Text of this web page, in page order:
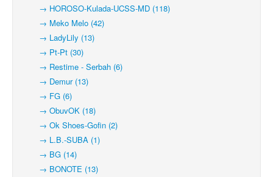
→ HOROSO-Kulada-UCSS-MD (118)
→ Meko Melo (42)
→ LadyLily (13)
→ Pt-Pt (30)
→ Restime - Serbah (6)
→ Demur (13)
→ FG (6)
→ ObuvOK (18)
→ Ok Shoes-Gofin (2)
→ L.B.-SUBA (1)
→ BG (14)
→ BONOTE (13)